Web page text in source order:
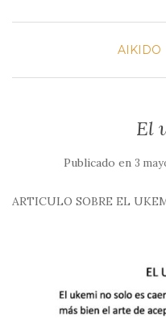
AIKIDO
El
Publicado en 3
ARTICULO SOBRE EL